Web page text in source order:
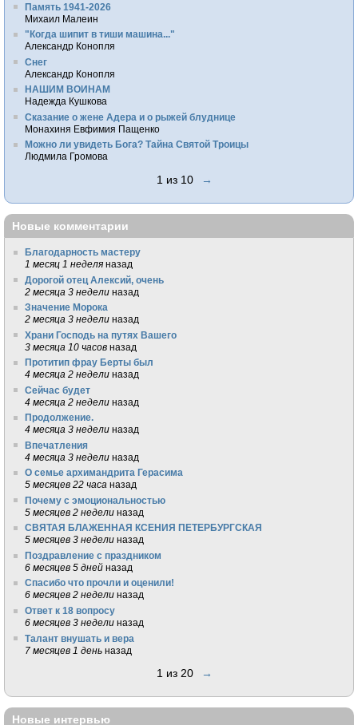
Память 1941-2026
Михаил Малеин
"Когда шипит в тиши машина..."
Александр Конопля
Снег
Александр Конопля
НАШИМ ВОИНАМ
Надежда Кушкова
Сказание о жене Адера и о рыжей блуднице
Монахиня Евфимия Пащенко
Можно ли увидеть Бога? Тайна Святой Троицы
Людмила Громова
1 из 10 →
Новые комментарии
Благодарность мастеру
1 месяц 1 неделя назад
Дорогой отец Алексий, очень
2 месяца 3 недели назад
Значение Морока
2 месяца 3 недели назад
Храни Господь на путях Вашего
3 месяца 10 часов назад
Протитип фрау Берты был
4 месяца 2 недели назад
Сейчас будет
4 месяца 2 недели назад
Продолжение.
4 месяца 3 недели назад
Впечатления
4 месяца 3 недели назад
О семье архимандрита Герасима
5 месяцев 22 часа назад
Почему с эмоциональностью
5 месяцев 2 недели назад
СВЯТАЯ БЛАЖЕННАЯ КСЕНИЯ ПЕТЕРБУРГСКАЯ
5 месяцев 3 недели назад
Поздравление с праздником
6 месяцев 5 дней назад
Спасибо что прочли и оценили!
6 месяцев 2 недели назад
Ответ к 18 вопросу
6 месяцев 3 недели назад
Талант внушать и вера
7 месяцев 1 день назад
1 из 20 →
Новые интервью